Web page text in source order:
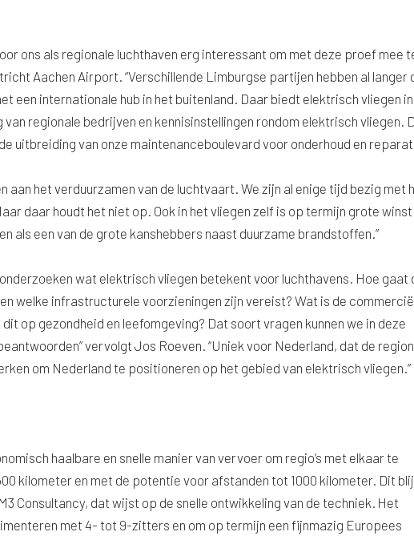
ons als regionale luchthaven erg interessant om met deze proef mee
Aachen Airport. “Verschillende Limburgse partijen hebben al langer
een internationale hub in het buitenland. Daar biedt elektrisch vliegen
regionale bedrijven en kennisinstellingen rondom elektrisch vliegen.
uitbreiding van onze maintenanceboulevard voor onderhoud en
aan het verduurzamen van de luchtvaart. We zijn al enige tijd bezig met
daar houdt het niet op. Ook in het vliegen zelf is op termijn grote
als een van de grote kanshebbers naast duurzame brandstoffen.”
wat elektrisch vliegen betekent voor luchthavens. Hoe gaat
welke infrastructurele voorzieningen zijn vereist? Wat is de
op gezondheid en leefomgeving? Dat soort vragen kunnen we in deze
vervolgt Jos Roeven. “Uniek voor Nederland, dat de
om Nederland te positioneren op het gebied van elektrisch vliegen.”
haalbare en snelle manier van vervoer om regio’s met elkaar te
kilometer en met de potentie voor afstanden tot 1000 kilometer. Dit
Consultancy, dat wijst op de snelle ontwikkeling van de techniek. Het
met 4- tot 9-zitters en om op termijn een fijnmazig Europees